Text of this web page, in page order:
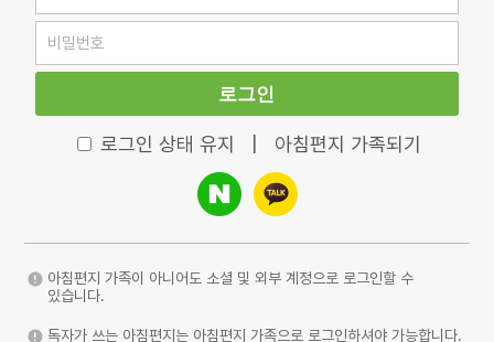
로그인
로그인 상태 유지 아침편지 가족되기
아침편지 가족이 아니어도 소셜 및 외부 계정으로 로그인할 수
있습니다.
독자가 쓰는 아침편지는 아침편지 가족으로 로그인하셔야 가능합니다.